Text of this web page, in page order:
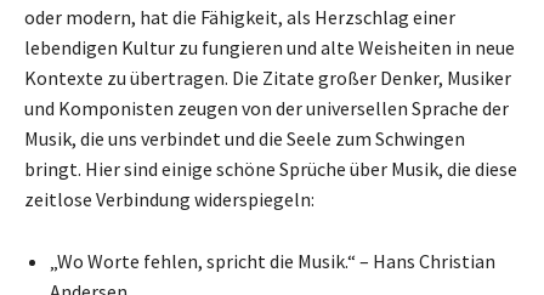
oder modern, hat die Fähigkeit, als Herzschlag einer
lebendigen Kultur zu fungieren und alte Weisheiten in neue
Kontexte zu übertragen. Die Zitate großer Denker, Musiker
und Komponisten zeugen von der universellen Sprache der
Musik, die uns verbindet und die Seele zum Schwingen
bringt. Hier sind einige schöne Sprüche über Musik, die diese
zeitlose Verbindung widerspiegeln:
„Wo Worte fehlen, spricht die Musik.“ – Hans Christian